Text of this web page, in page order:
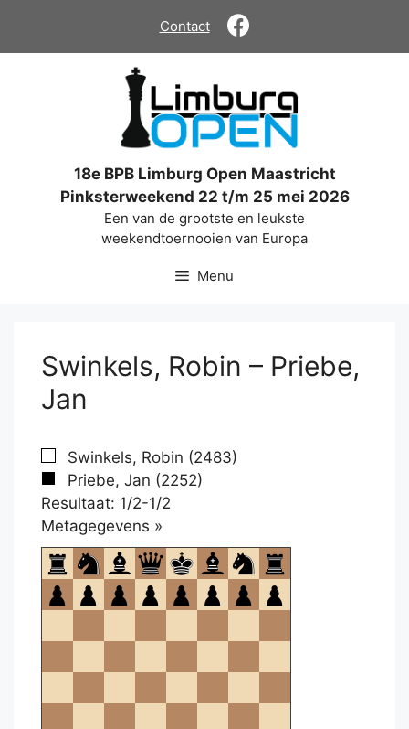
de
Contact
18e BPB Limburg Open Maastricht
Pinksterweekend 22 t/m 25 mei 2026
Een van de grootste en leukste
weekendtoernooien van Europa
Menu
Swinkels, Robin – Priebe,
Jan
Swinkels, Robin (2483)
Priebe, Jan (2252)
Resultaat: 1/2-1/2
Metagegevens »
om
te
openen.